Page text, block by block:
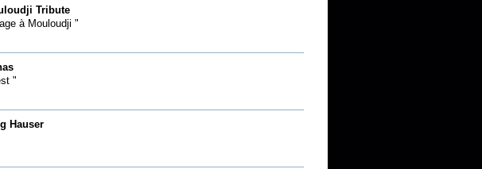
Tribute
à Mouloudji "
"
Hauser